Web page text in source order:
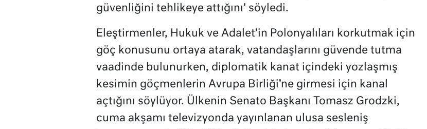
güvenliğini tehlikeye attığını’ söyledi.
Eleştirmenler, Hukuk ve Adalet’in Polonyalıları korkutmak için
göç konusunu ortaya atarak, vatandaşlarını güvende tutma
vaadinde bulunurken, diplomatik kanat içindeki yozlaşmış
kesimin göçmenlerin Avrupa Birliği’ne girmesi için kanal
açtığını söylüyor. Ülkenin Senato Başkanı Tomasz Grodzki,
cuma akşamı televizyonda yayınlanan ulusa sesleniş